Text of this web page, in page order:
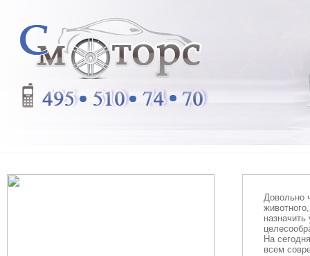
Довольно
На
всем